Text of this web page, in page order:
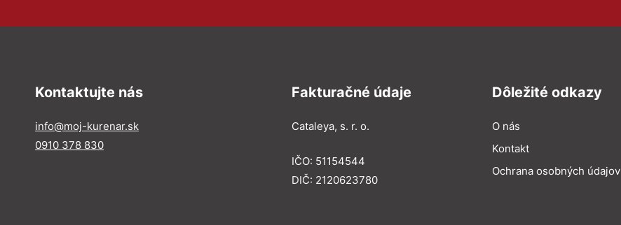
Kontaktujte nás
info@moj-kurenar.sk
0910 378 830
Fakturačné údaje
Cataleya, s. r. o.
IČO: 51154544
DIČ: 2120623780
Dôležité odkazy
O nás
Kontakt
Ochrana osobných údajov